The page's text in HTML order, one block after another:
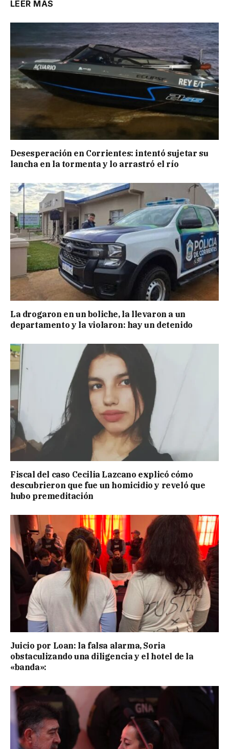
LEER MÁS
Desesperación en Corrientes: intentó sujetar su
lancha en la tormenta y lo arrastró el río
La drogaron en un boliche, la llevaron a un
departamento y la violaron: hay un detenido
Fiscal del caso Cecilia Lazcano explicó cómo
descubrieron que fue un homicidio y reveló que
hubo premeditación
Juicio por Loan: la falsa alarma, Soria
obstaculizando una diligencia y el hotel de la
«banda»: